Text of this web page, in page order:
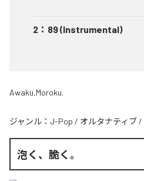
2 ： 89 (Instrumental)
Awaku,Moroku.
ジャンル： J-Pop / オルタナティブ /
泡く、脆く。